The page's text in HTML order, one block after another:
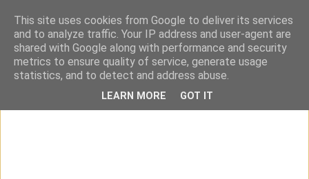
This site uses cookies from Google to deliver its services
and to analyze traffic. Your IP address and user-agent are
shared with Google along with performance and security
metrics to ensure quality of service, generate usage
statistics, and to detect and address abuse.
LEARN MORE GOT IT